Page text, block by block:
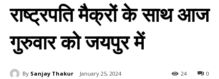
राष्ट्रपति मैक्रों के साथ आज
गुरुवार को जयपुर में
By Sanjay Thakur January 25, 2024 0
24